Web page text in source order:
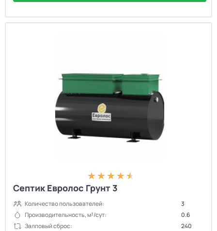
Септик Евролос Грунт 3
Количество пользователей:
3
Производительность, м³/сут:
0.6
Залповый сброс:
240